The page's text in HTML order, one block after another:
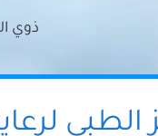
ذوي
الطبي